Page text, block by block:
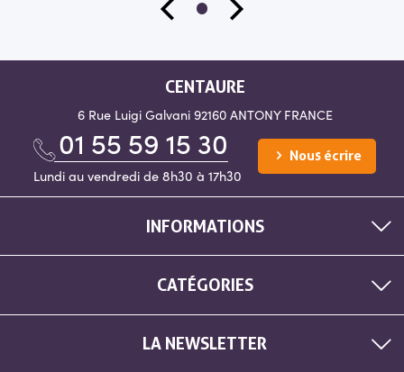
CENTAURE
6 Rue Luigi Galvani 92160 ANTONY FRANCE
01 55 59 15 30
Lundi au vendredi de 8h30 à 17h30
Nous écrire
INFORMATIONS
CATÉGORIES
LA NEWSLETTER